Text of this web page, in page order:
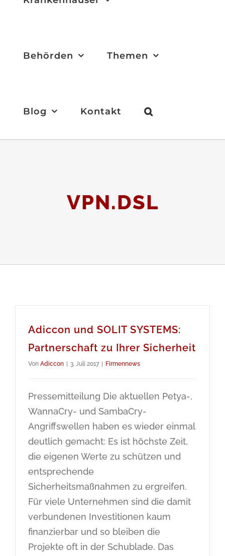
Behörden Themen
Blog Kontakt
VPN.DSL
Adiccon und SOLIT SYSTEMS:
Partnerschaft zu Ihrer Sicherheit
Von Adiccon 3. Juli 2017 Firmennews
Pressemitteilung Die aktuellen Petya-,
WannaCry- und SambaCry-
Angriffswellen haben es wieder einmal
deutlich gemacht: Es ist höchste Zeit,
die eigenen Werte zu schützen und
entsprechende
Sicherheitsmaßnahmen zu ergreifen.
Für viele Unternehmen sind die damit
verbundenen Investitionen kaum
finanzierbar und so bleiben die
Projekte oft in der Schublade. Das